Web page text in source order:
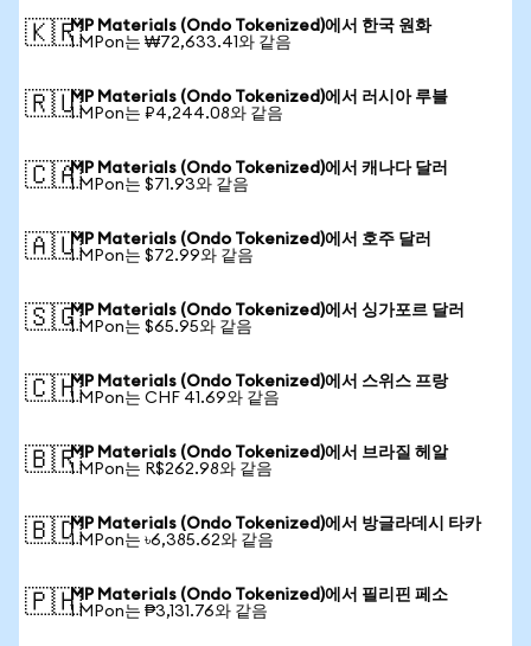
🇰🇷MP Materials (Ondo Tokenized)에서 한국 원화
1 MPon는 ₩72,633.41와 같음
🇷🇺MP Materials (Ondo Tokenized)에서 러시아 루블
1 MPon는 ₽4,244.08와 같음
🇨🇦MP Materials (Ondo Tokenized)에서 캐나다 달러
1 MPon는 $71.93와 같음
🇦🇺MP Materials (Ondo Tokenized)에서 호주 달러
1 MPon는 $72.99와 같음
🇸🇬MP Materials (Ondo Tokenized)에서 싱가포르 달러
1 MPon는 $65.95와 같음
🇨🇭MP Materials (Ondo Tokenized)에서 스위스 프랑
1 MPon는 CHF 41.69와 같음
🇧🇷MP Materials (Ondo Tokenized)에서 브라질 헤알
1 MPon는 R$262.98와 같음
🇧🇩MP Materials (Ondo Tokenized)에서 방글라데시 타카
1 MPon는 ৳6,385.62와 같음
🇵🇭MP Materials (Ondo Tokenized)에서 필리핀 페소
1 MPon는 ₱3,131.76와 같음